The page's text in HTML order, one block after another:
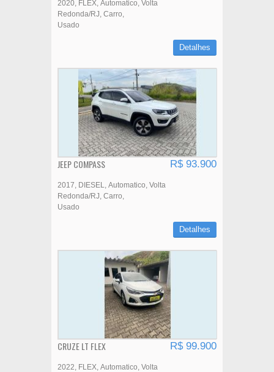
2020 FLEX Automatico Volta
Redonda/RJ Carro
Usado
Detalhes
JEEP COMPASS R$ 93.900
2017 DIESEL Automatico Volta
Redonda/RJ Carro
Usado
Detalhes
CRUZE LT FLEX R$ 99.900
2022 FLEX Automatico Volta